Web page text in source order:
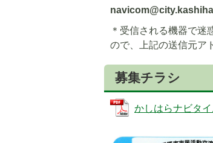
＊受信される機器で迷
ので、上記の送信元ア
募集チラシ
かしはらナビタ